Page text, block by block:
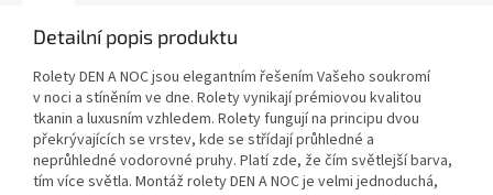
Detailní popis produktu
Rolety DEN A NOC jsou elegantním řešením Vašeho soukromí
v noci a stíněním ve dne. Rolety vynikají prémiovou kvalitou
tkanin a luxusním vzhledem. Rolety fungují na principu dvou
překrývajících se vrstev, kde se střídají průhledné a
neprůhledné vodorovné pruhy. Platí zde, že čím světlejší barva,
tím více světla. Montáž rolety DEN A NOC je velmi jednoduchá,